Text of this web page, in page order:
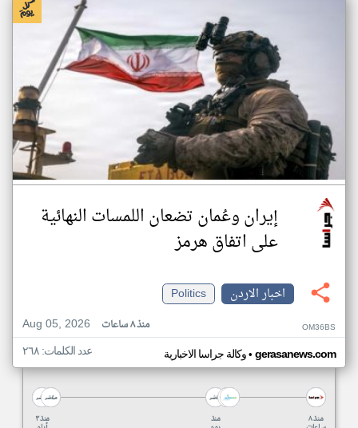
إيران وعُمان تضعان اللمسات النهائية
على اتفاق هرمز
اخبار الاردن
Politics
Aug 05, 2026
منذ ٨ ساعات OM36BS
وكالة جراسا الاخبارية• gerasanews.com عدد الكلمات: ٢٦٨
منذ ٣ منذ منذ ٨